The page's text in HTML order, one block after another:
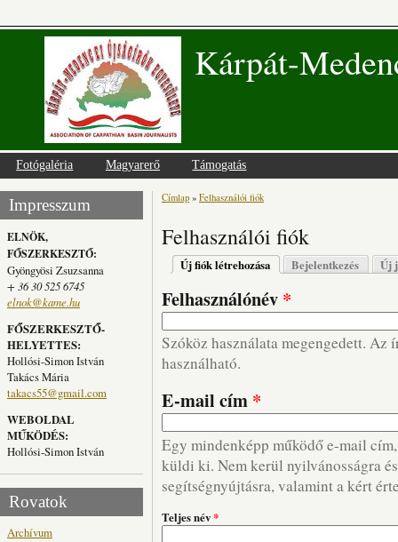
Kárpát-
Fotógaléria Magyarerő Támogatás
Impresszum
ELNÖK,
FŐSZERKESZTŐ:
Gyöngyösi Zsuzsanna
+ 36 30 525 6745
elnok@kame.hu
FŐSZERKESZTŐ-
HELYETTES:
Hollósi-Simon István
Takács Mária
takacs55@gmail.com
WEBOLDAL
MŰKÖDÉS:
Hollósi-Simon István
Rovatok
Archívum
Jelenlegi hely
Címlap » Felhasználói fiók
Felhasználói fiók
Elsődleges fülek
Új fiók létrehozása (aktív fül)
Bejelentkezés Új
Felhasználónév *
Szóköz használata megengedett. Az
használható.
E-mail cím *
Egy mindenképp működő e-mail
küldi ki. Nem kerül nyilvánosságra
segítségnyújtásra, valamint a kért
Teljes név*